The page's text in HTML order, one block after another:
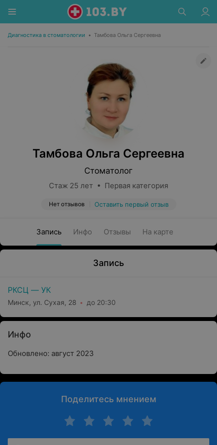
Диагностика в стоматологии • Тамбова Ольга Сергеевна
Тамбова Ольга Сергеевна
Стоматолог
Стаж 25 лет • Первая категория
Нет отзывов Оставить первый отзыв
Запись Инфо Отзывы На карте
Запись
РКСЦ — УК
Минск, ул. Сухая, 28 до 20:30
Инфо
Обновлено: август 2023
Поделитесь мнением